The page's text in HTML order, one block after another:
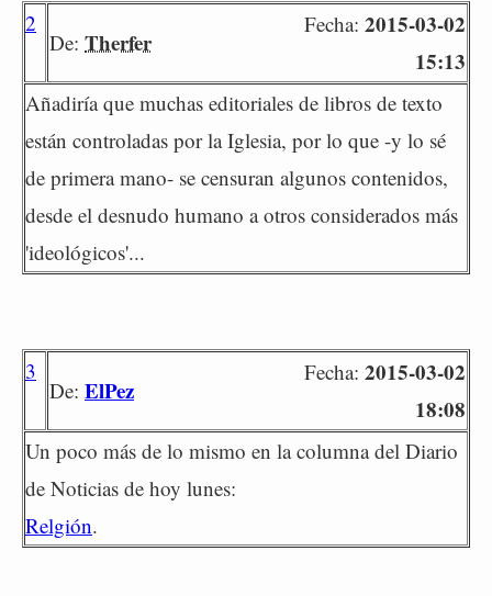
2
De: Therfer
Fecha: 2015-03-02
15:13
Añadiría que muchas editoriales de libros de texto
están controladas por la Iglesia, por lo que -y lo sé
de primera mano- se censuran algunos contenidos,
desde el desnudo humano a otros considerados más
'ideológicos'...
3
De: ElPez
Fecha: 2015-03-02
18:08
Un poco más de lo mismo en la columna del Diario
de Noticias de hoy lunes:
Relgión.